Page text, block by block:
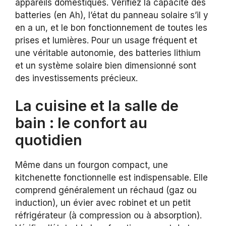
appareils domestiques. Vérifiez la capacité des
batteries (en Ah), l’état du panneau solaire s’il y
en a un, et le bon fonctionnement de toutes les
prises et lumières. Pour un usage fréquent et
une véritable autonomie, des batteries lithium
et un système solaire bien dimensionné sont
des investissements précieux.
La cuisine et la salle de
bain : le confort au
quotidien
Même dans un fourgon compact, une
kitchenette fonctionnelle est indispensable. Elle
comprend généralement un réchaud (gaz ou
induction), un évier avec robinet et un petit
réfrigérateur (à compression ou à absorption).